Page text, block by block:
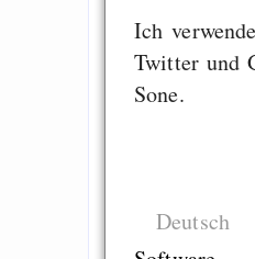
Ich
Twitter und
Sone.
Deutsch